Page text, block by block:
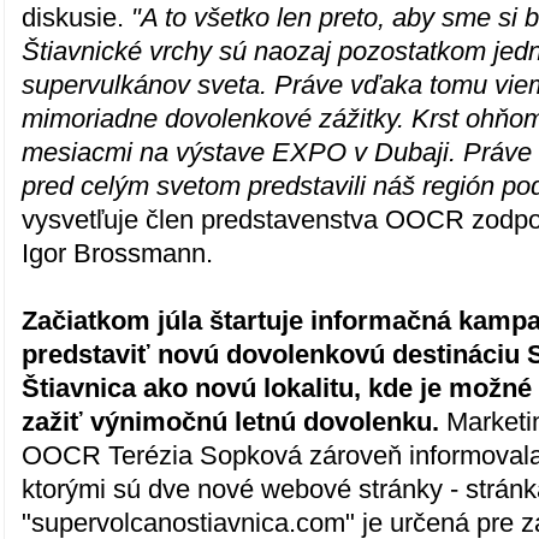
diskusie. "A to všetko len preto, aby sme si
Štiavnické vrchy sú naozaj pozostatkom
supervulkánov sveta. Práve vďaka tomu
mimoriadne dovolenkové zážitky. Krst
mesiacmi na výstave EXPO v Dubaji.
pred celým svetom predstavili náš región
vysvetľuje člen predstavenstva OOCR
Igor Brossmann.
Začiatkom júla štartuje informačná
predstaviť novú dovolenkovú destináciu
Štiavnica ako novú lokalitu, kde je
zažiť výnimočnú letnú dovolenku.
OOCR Terézia Sopková zároveň
ktorými sú dve nové webové stránky -
"supervolcanostiavnica.com" je určená pre